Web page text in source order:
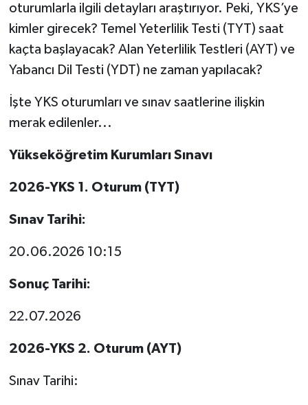
oturumlarla ilgili detayları araştırıyor. Peki, YKS’ye
kimler girecek? Temel Yeterlilik Testi (TYT) saat
kaçta başlayacak? Alan Yeterlilik Testleri (AYT) ve
Yabancı Dil Testi (YDT) ne zaman yapılacak?
İşte YKS oturumları ve sınav saatlerine ilişkin
merak edilenler...
Yükseköğretim Kurumları Sınavı
2026-YKS 1. Oturum (TYT)
Sınav Tarihi:
20.06.2026 10:15
Sonuç Tarihi:
22.07.2026
2026-YKS 2. Oturum (AYT)
Sınav Tarihi: